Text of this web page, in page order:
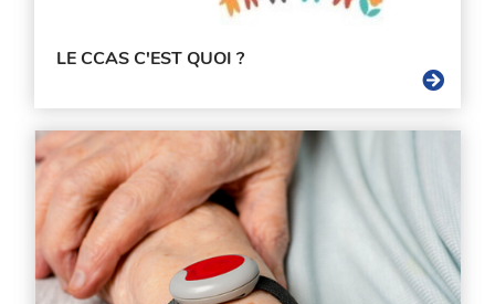
LE CCAS C'EST QUOI ?